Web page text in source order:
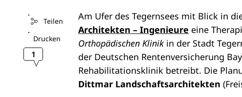
Teilen
Drucken
1
Am Ufer des Tegernsees mit Blick in
Architekten – Ingenieure eine
Orthopädischen Klinikin der Stadt
der Deutschen Rentenversicherung
Rehabilitationsklinik betreibt. Die
Dittmar Landschaftsarchitekten